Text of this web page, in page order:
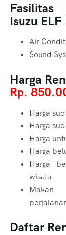
Fasilitas
Isuzu
Air
Sound
Harga
Rp.
Harga
Harga
Harga
Harga
Harga
wisata
Makan
Daftar